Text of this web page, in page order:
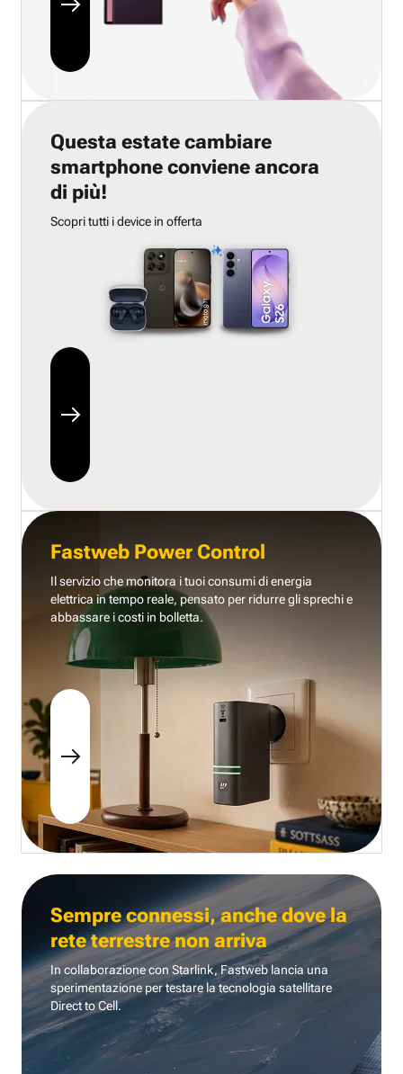
Questa estate cambiare
smartphone conviene ancora
di più!
Scopri tutti i device in offerta
Fastweb Power Control
Il servizio che monitora i tuoi consumi di energia
elettrica in tempo reale, pensato per ridurre gli sprechi e
abbassare i costi in bolletta.
Sempre connessi, anche dove la
rete terrestre non arriva
In collaborazione con Starlink, Fastweb lancia una
sperimentazione per testare la tecnologia satellitare
Direct to Cell.